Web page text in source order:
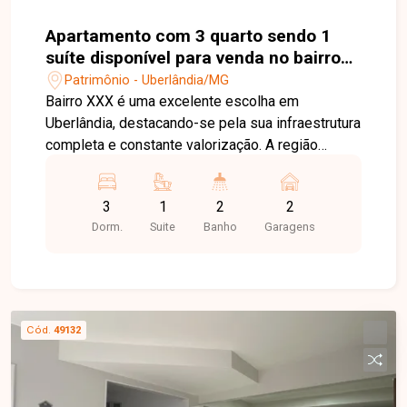
Apartamento com 3 quarto sendo 1
suíte disponível para venda no bairro
Patrimônio em Uberlândia-MG
Patrimônio - Uberlândia/MG
Bairro XXX é uma excelente escolha em
Uberlândia, destacando-se pela sua infraestrutura
completa e constante valorização. A região
além de contar com ampla variedade de
comércios, escolas, serviços e opções de lazer,
garantindo praticidade e qualidade de vida para
serviço e condomínio com academia completa,
piscinas, playground e petplace. Apartamento na
planta com aproximadamente 76,13 m², projetado
para conforto e modernidade. Possui
3
Dorm.
1
Suite
2
Banho
2
Garagens
Cód. 49132